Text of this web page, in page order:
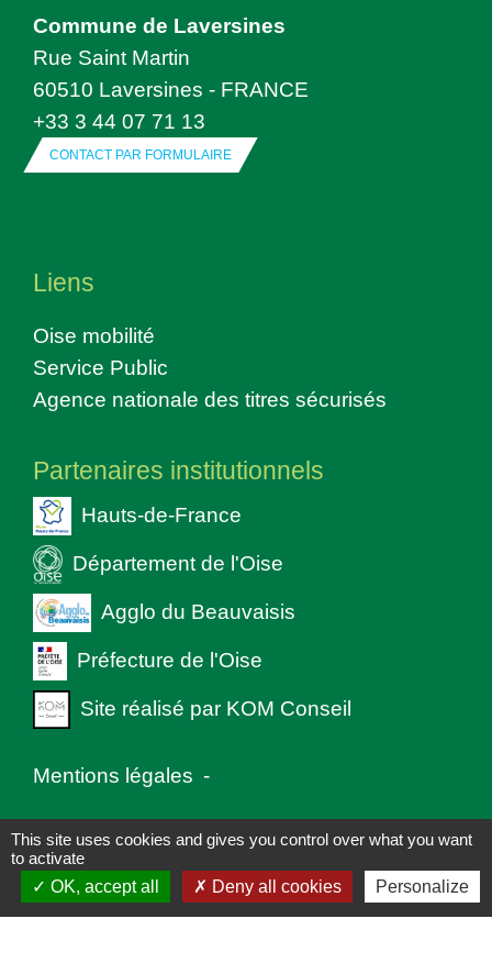
Commune de Laversines
Rue Saint Martin
60510 Laversines - FRANCE
+33 3 44 07 71 13
CONTACT PAR FORMULAIRE
Liens
Oise mobilité
Service Public
Agence nationale des titres sécurisés
Partenaires institutionnels
Hauts-de-France
Département de l'Oise
Agglo du Beauvaisis
Préfecture de l'Oise
Site réalisé par KOM Conseil
Mentions légales -
Politique de confidentialité - Accessibilité -
Plan du site - Gestion des cookies
This site uses cookies and gives you control over what you want
to activate
OK, accept all
Deny all cookies Personalize